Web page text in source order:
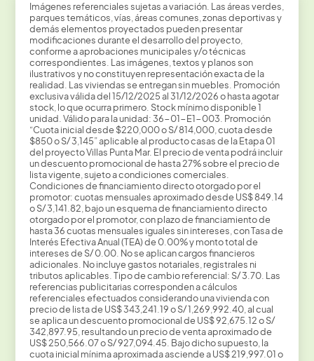
Imágenes referenciales sujetas a variación. Las áreas verdes,
parques temáticos, vías, áreas comunes, zonas deportivas y
demás elementos proyectados pueden presentar
modificaciones durante el desarrollo del proyecto,
conforme a aprobaciones municipales y/o técnicas
correspondientes. Las imágenes, textos y planos son
ilustrativos y no constituyen representación exacta de la
realidad. Las viviendas se entregan sin muebles. Promoción
exclusiva válida del 15/12/2025 al 31/12/2026 o hasta agotar
stock, lo que ocurra primero. Stock mínimo disponible 1
unidad. Válido para la unidad: 36-01-E1-003. Promoción
“Cuota inicial desde $220,000 o S/ 814,000, cuota desde
$850 o S/ 3,145” aplicable al producto casas de la Etapa 01
del proyecto Villas Punta Mar. El precio de venta podrá incluir
un descuento promocional de hasta 27% sobre el precio de
lista vigente, sujeto a condiciones comerciales.
Condiciones de financiamiento directo otorgado por el
promotor: cuotas mensuales aproximado desde US$ 849.14
o S/ 3,141.82, bajo un esquema de financiamiento directo
otorgado por el promotor, con plazo de financiamiento de
hasta 36 cuotas mensuales iguales sin intereses, con Tasa de
Interés Efectiva Anual (TEA) de 0.00% y monto total de
intereses de S/ 0.00. No se aplican cargos financieros
adicionales. No incluye gastos notariales, registrales ni
tributos aplicables. Tipo de cambio referencial: S/ 3.70. Las
referencias publicitarias corresponden a cálculos
referenciales efectuados considerando una vivienda con
precio de lista de US$ 343,241.19 o S/ 1,269,992.40, al cual
se aplica un descuento promocional de US$ 92,675.12 o S/
342,897.95, resultando un precio de venta aproximado de
US$ 250,566.07 o S/ 927,094.45. Bajo dicho supuesto, la
cuota inicial mínima aproximada asciende a US$ 219,997.01 o